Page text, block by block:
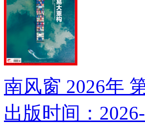
南风窗 2026年
出版时间：